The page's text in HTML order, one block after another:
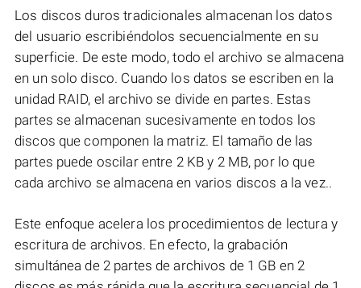
Los discos duros tradicionales almacenan los datos
del usuario escribiéndolos secuencialmente en su
superficie. De este modo, todo el archivo se almacena
en un solo disco. Cuando los datos se escriben en la
unidad RAID, el archivo se divide en partes. Estas
partes se almacenan sucesivamente en todos los
discos que componen la matriz. El tamaño de las
partes puede oscilar entre 2 KB y 2 MB, por lo que
cada archivo se almacena en varios discos a la vez..
Este enfoque acelera los procedimientos de lectura y
escritura de archivos. En efecto, la grabación
simultánea de 2 partes de archivos de 1 GB en 2